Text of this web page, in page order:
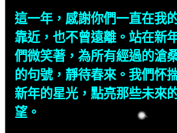
這一年，感謝你們一直在我
靠近，也不曾遠離。站在新
們微笑著，為所有經過的滄
的句號，靜待春來。我們怀
新年的星光，點亮那些未來
望。